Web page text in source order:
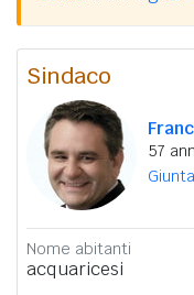
Sindaco
57
Nome abitanti
acquaricesi